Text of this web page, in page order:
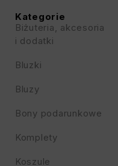
Kategorie
Biżuteria, akcesoria
i dodatki
Bluzki
Bluzy
Bony podarunkowe
Komplety
Koszule